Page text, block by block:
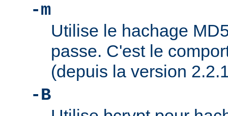
-m
Utilise le hachage
passe. C'est le
(depuis la version
-B